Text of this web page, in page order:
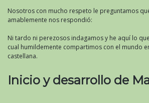
Nosotros con mucho respeto le preguntamos
amablemente nos respondió:
Ni tardo ni perezosos indagamos y he aquí lo
cual humildemente compartimos con el mundo
castellana.
Inicio y desarrollo de